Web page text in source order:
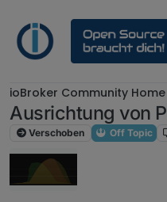
ioBroker Community Home
Ausrichtung von
Verschoben Off Topic